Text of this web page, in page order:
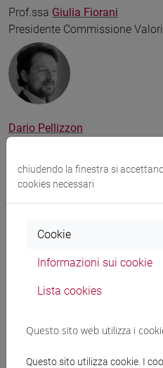
Prof.ssa Giulia Fiorani
Presidente Commissione
Dario Pellizzon
Componente con competenza
chiudendo la finestra si
cookies necessari
Cookie
Informazioni sui cookie
Lista cookies
Questo sito web utilizza i
Questo sito utilizza cookie. I